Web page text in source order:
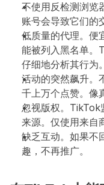
不使用反检测浏览
账号会导致它们的
低质量的代理。便
能被列入黑名单。
仔细地分析其行为。
活动的突然飙升。
千上万个点赞。像
忽视版权。TikTok
来源。仅使用来自
缺乏互动。如果不
趣，不再推广。